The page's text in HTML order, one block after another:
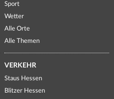
Sport
Wetter
Alle Orte
Alle Themen
VERKEHR
Staus Hessen
Blitzer Hessen